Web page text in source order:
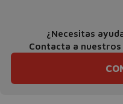
¿Necesitas
Contacta a